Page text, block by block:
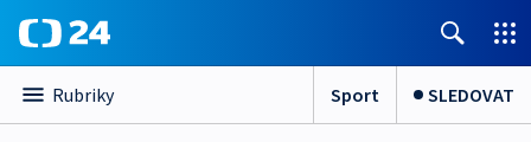
Rubriky Sport SLEDOVAT